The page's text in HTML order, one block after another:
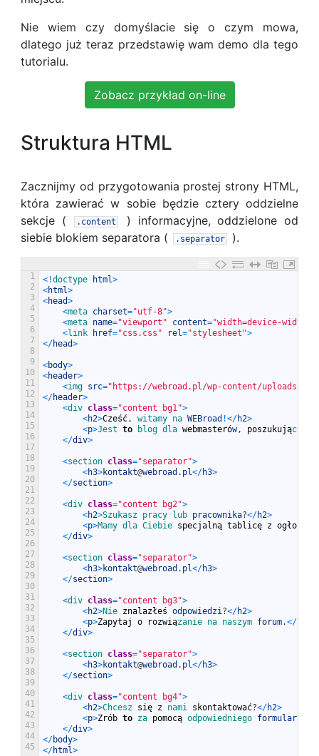
Nie wiem czy domyślacie się o czym mowa,
dlatego już teraz przedstawię wam demo dla tego
tutorialu.
Zobacz przykład on-line
Struktura HTML
Zacznijmy od przygotowania prostej strony HTML,
która zawierać w sobie będzie cztery oddzielne
sekcje (
. content
) informacyjne, oddzielone od
siebie blokiem separatora (
. separator ).
1
2
3
4
5
6
7
8
9
10
11
12
13
14
15
16
17
18
19
20
21
22
23
24
25
26
27
28
29
30
31
32
33
34
35
36
37
38
39
40
41
42
43
44
45
<!doctype html>
<html>
<head>
<meta charset="utf-8">
<meta name="viewport" content="width=device-
<link href="css.css" rel="stylesheet">
</head>
<body>
<header>
<img src="https://webroad.pl/wp-content/uploads/
</header>
<div class="content bg1">
<h2>Cześć, witamy na WEBroad !</h2>
<p>Jest to blog dla webmasterów, poszukujących
</div>
<section class="separator">
<h3>kontakt@webroad . pl</h3>
</section>
<div class="content bg2">
<h2>Szukasz pracy lub pracownika?</h2>
<p>Mamy dla Ciebie specjalną tablicę z ogł
</div>
<section class="separator">
<h3>kontakt@webroad . pl</h3>
</section>
<div class="content bg3">
<h2>Nie znalazłeś odpowiedzi?</h2>
<p>Zapytaj o rozwiązanie na naszym forum.</p
</div>
<section class="separator">
<h3>kontakt@webroad . pl</h3>
</section>
<div class="content bg4">
<h2>Chcesz się z nami skontaktować?</h2>
<p>Zrób to za pomocą odpowiedniego formularza
</div>
</body>
</html>